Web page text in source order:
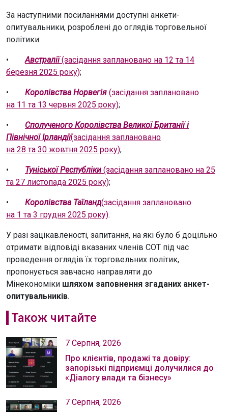
За наступними посиланнями доступні анкети-
опитувальники, розроблені до оглядів торговельної
політики:
•Австралії(засідання заплановано на 12 та 14
березня 2025 року);
• Королівства Норвегія (засідання заплановано
на 11 та 13 червня 2025 року);
• Сполученого Королівства Великої Британії і
Північної Ірландії(засідання заплановано
на 28 та 30 жовтня 2025 року);
• Туніської Республіки (засідання заплановано на 25
та 27 листопада 2025 року);
• Королівства Таїланд(засідання заплановано
на 1 та 3 грудня 2025 року).
У разі зацікавленості, запитання, на які було б доцільно
отримати відповіді вказаних членів СОТ під час
проведення оглядів їх торговельних політик,
пропонується завчасно направляти до
Мінекономіки шляхом заповнення згаданих анкет-
опитувальників.
Також читайте
7 Серпня, 2026
Про клієнтів, продажі та довіру:
запорізькі підприємці долучилися до
«Діалогу влади та бізнесу»
7 Серпня, 2026